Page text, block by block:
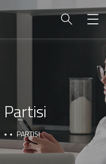
Partisi
PARTISI